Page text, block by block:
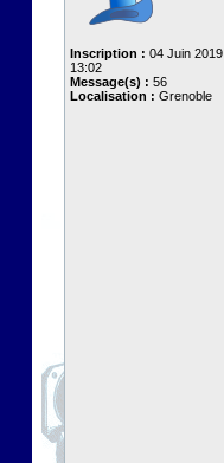
Inscription : 04 Juin 2019,
13:02
Message(s) : 56
Localisation : Grenoble